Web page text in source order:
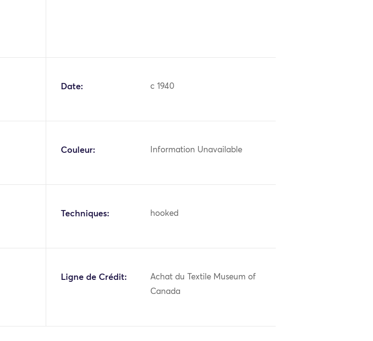
Date: c 1940
Couleur: Information Unavailable
Techniques: hooked
Ligne de Crédit:
Achat du Textile Museum of
Canada